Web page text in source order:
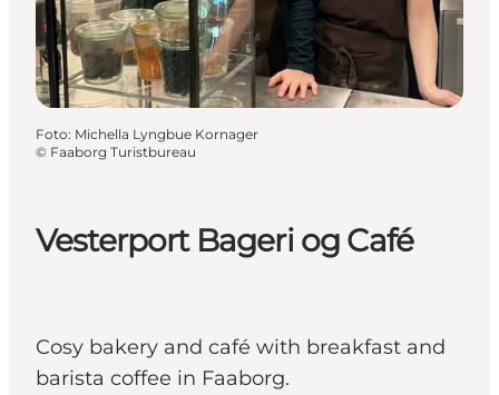
Vesterport Bageri og Café
Cosy bakery and café with breakfast and
barista coffee in Faaborg.
Foto: Michella Lyngbue Kornager
© Faaborg Turistbureau